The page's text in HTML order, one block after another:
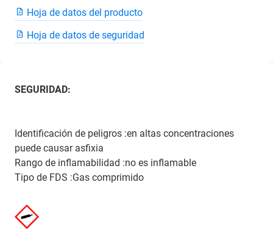
Hoja de datos del producto
Hoja de datos de seguridad
SEGURIDAD:
Identificación de peligros :en altas concentraciones
puede causar asfixia
Rango de inflamabilidad :no es inflamable
Tipo de FDS :Gas comprimido